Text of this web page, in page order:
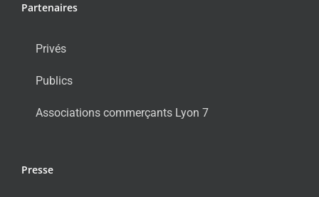
Partenaires
Privés
Publics
Associations commerçants Lyon 7
Presse